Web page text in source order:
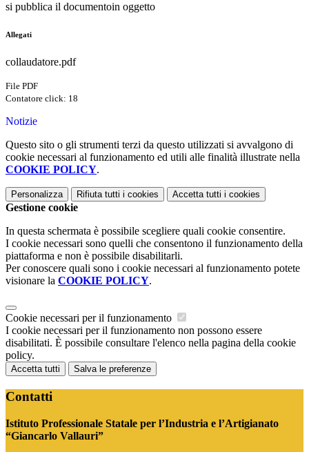
si pubblica il documentoin oggetto
Allegati
collaudatore.pdf
File PDF
Contatore click: 18
Notizie
Questo sito o gli strumenti terzi da questo utilizzati si avvalgono di
cookie necessari al funzionamento ed utili alle finalità illustrate nella
COOKIE POLICY.
Personalizza Rifiuta tutti i cookies Accetta tutti i cookies
Gestione cookie
In questa schermata è possibile scegliere quali cookie consentire.
I cookie necessari sono quelli che consentono il funzionamento della
piattaforma e non è possibile disabilitarli.
Per conoscere quali sono i cookie necessari al funzionamento potete
visionare la COOKIE POLICY.
Cookie necessari per il funzionamento
I cookie necessari per il funzionamento non possono essere
disabilitati. È possibile consultare l'elenco nella pagina della cookie
policy.
Accetta tutti Salva le preferenze
Contatti
Istituto Professionale Statale per l’Industria e l’Artigianato
“Giancarlo Vallauri”